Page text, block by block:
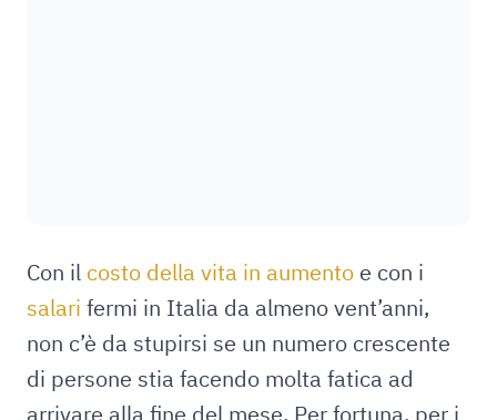
Con il costo della vita in aumento e con i
salari fermi in Italia da almeno vent’anni,
non c’è da stupirsi se un numero crescente
di persone stia facendo molta fatica ad
arrivare alla fine del mese. Per fortuna, per i